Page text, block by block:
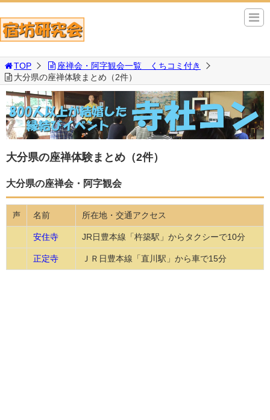
TOP
座禅会・阿字観会一覧 くちコミ付き
大分県の座禅体験まとめ（2件）
大分県の座禅体験まとめ（2件）
大分県の座禅会・阿字観会
声 名前 所在地・交通アクセス
安住寺 JR日豊本線「杵築駅」からタクシーで10分
正定寺 ＪＲ日豊本線「直川駅」から車で15分